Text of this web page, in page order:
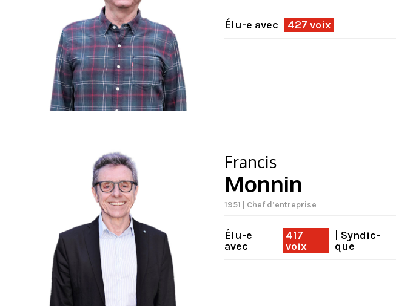
Élu-e avec 427 voix
Francis
Monnin
1951 | Chef d’entreprise
Élu-e
avec
417
voix
| Syndic-
que